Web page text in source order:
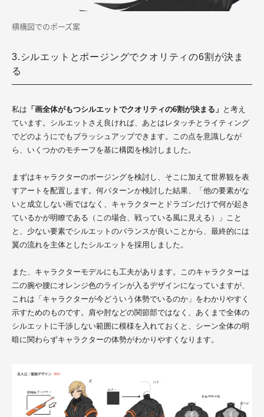
横構図でのポーズ案
3.シルエットとポージングでクオリティの6割が決ま
る
私は 「画全体がもつシルエットでクオリティの6割が決まる」 と考え
ています。シルエットさえ良ければ、あとはレタッチとライティング
でどのようにでもブラッシュアップできます。この点を意識しなが
ら、いくつかのモチーフを基に構図を検討しました。
まずはキャラクターのポージングを検討し、そこに加えて世界観を表
すアートを配置します。何パターンか検討した結果、「他の要素がな
いと成立しない画ではなく、キャラクターとドラゴンだけで何が起き
ているかが明瞭である（この場合、戦っている風に見える）」こと
と、少ない要素でシルエットのバランスが良いことから、最終的には
翼の流れを主体としたシルエットを採用しました。
また、キャラクターモデルにも工夫があります。このキャラクターは
二の腕や腰にオレンジ色のラインが入るデザインになっていますが、
これは「キャラクターが今どういう体勢でいるのか」をわかりやすく
示すためのものです。肩や肘などの関節部ではなく、あくまで全体の
シルエットに干渉しない範囲に模様を入れておくと、シーン全体の明
暗に関わらずキャラクターの体勢がわかりやすくなります。